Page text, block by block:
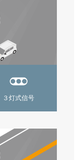
３灯式信号